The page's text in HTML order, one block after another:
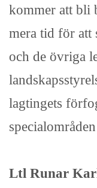
kommer att bli
mera tid för att
och de övriga
lagtingets
Ltl Runar